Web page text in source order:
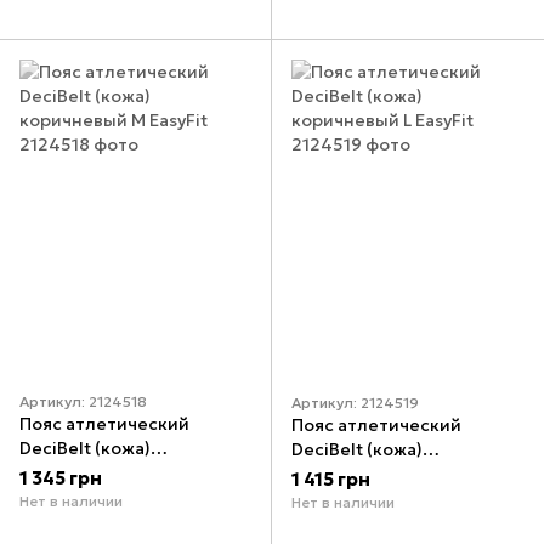
Артикул: 2124518
Пояс атлетический
DeciBelt (кожа)
коричневый M EasyFit
1 345 грн
Нет в наличии
Артикул: 2124519
Пояс атлетический
DeciBelt (кожа)
коричневый L EasyFit
1 415 грн
Нет в наличии